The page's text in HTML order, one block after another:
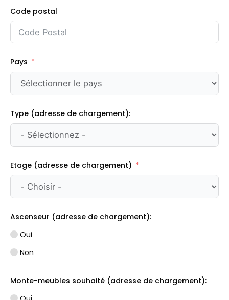
Code postal
Pays
Type (adresse de chargement):
Etage (adresse de chargement)
Ascenseur (adresse de chargement):
Oui
Non
Monte-meubles souhaité (adresse de chargement):